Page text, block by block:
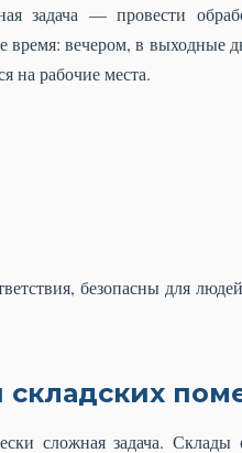
задача — провести
время: вечером, в
на рабочие места.
безопасны для
складских
сложная задача.